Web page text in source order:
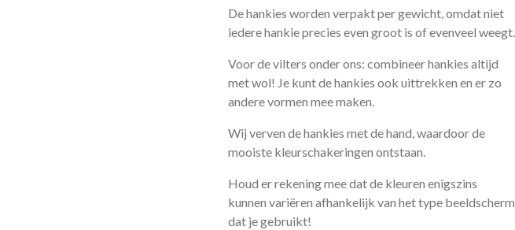
De hankies worden verpakt per gewicht, omdat niet
iedere hankie precies even groot is of evenveel weegt.
Voor de vilters onder ons: combineer hankies altijd
met wol! Je kunt de hankies ook uittrekken en er zo
andere vormen mee maken.
Wij verven de hankies met de hand, waardoor de
mooiste kleurschakeringen ontstaan.
Houd er rekening mee dat de kleuren enigszins
kunnen variëren afhankelijk van het type beeldscherm
dat je gebruikt!